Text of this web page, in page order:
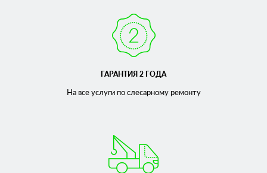
ГАРАНТИЯ 2 ГОДА
На все услуги по слесарномуремонту